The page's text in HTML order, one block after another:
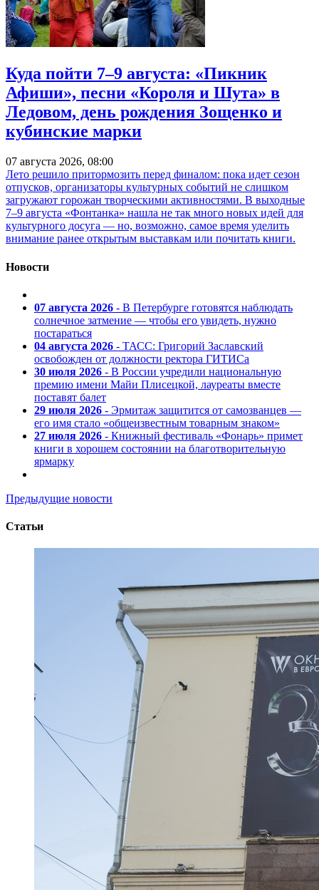
Куда пойти 7–9 августа: «Пикник
Афиши», песни «Короля и Шута» в
Ледовом, день рождения Зощенко и
кубинские марки
07 августа 2026, 08:00
Лето решило притормозить перед финалом: пока идет сезон
отпусков, организаторы культурных событий не слишком
загружают горожан творческими активностями. В выходные
7–9 августа «Фонтанка» нашла не так много новых идей для
культурного досуга — но, возможно, самое время уделить
внимание ранее открытым выставкам или почитать книги.
Новости
07 августа 2026 - В Петербурге готовятся наблюдать
солнечное затмение — чтобы его увидеть, нужно
постараться
04 августа 2026 - ТАСС: Григорий Заславский
освобожден от должности ректора ГИТИСа
30 июля 2026 - В России учредили национальную
премию имени Майи Плисецкой, лауреаты вместе
поставят балет
29 июля 2026 - Эрмитаж защитится от самозванцев —
его имя стало «общеизвестным товарным знаком»
27 июля 2026 - Книжный фестиваль «Фонарь» примет
книги в хорошем состоянии на благотворительную
ярмарку
Предыдущие новости
Статьи